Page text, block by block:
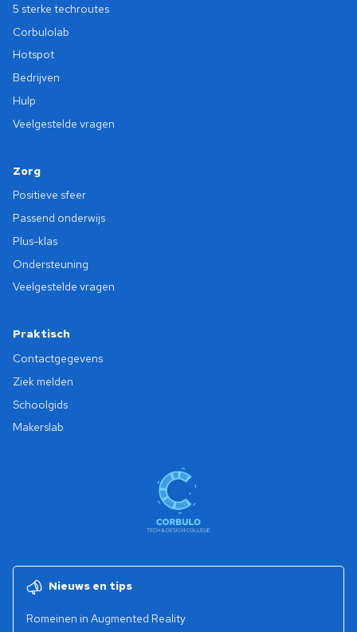
5 sterke techroutes
Corbulolab
Hotspot
Bedrijven
Hulp
Veelgestelde vragen
Zorg
Positieve sfeer
Passend onderwijs
Plus-klas
Ondersteuning
Veelgestelde vragen
Praktisch
Contactgegevens
Ziek melden
Schoolgids
Makerslab
Nieuws en tips
Romeinen in Augmented Reality